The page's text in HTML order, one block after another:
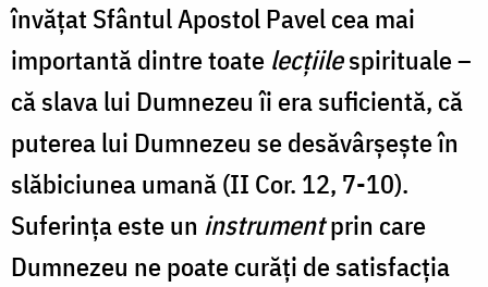
învăţat Sfântul Apostol Pavel cea mai
importantă dintre toate lecţiilespirituale –
că slava lui Dumnezeu îi era suficientă, că
puterea lui Dumnezeu se desăvârșește în
slăbiciunea umană (II Cor. 12, 7-10).
Suferinţa este un instrumentprin care
Dumnezeu ne poate curăți de satisfacţia